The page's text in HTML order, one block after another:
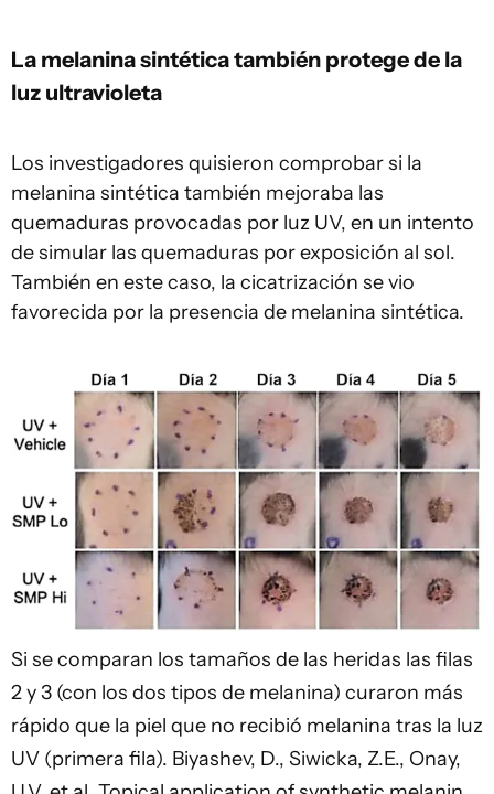
La melanina sintética también protege de la
luz ultravioleta
Los investigadores quisieron comprobar si la
melanina sintética también mejoraba las
quemaduras provocadas por luz UV, en un intento
de simular las quemaduras por exposición al sol.
También en este caso, la cicatrización se vio
favorecida por la presencia de melanina sintética.
Si se comparan los tamaños de las heridas las filas
2 y 3 (con los dos tipos de melanina) curaron más
rápido que la piel que no recibió melanina tras la luz
UV (primera fila). Biyashev, D., Siwicka, Z.E., Onay,